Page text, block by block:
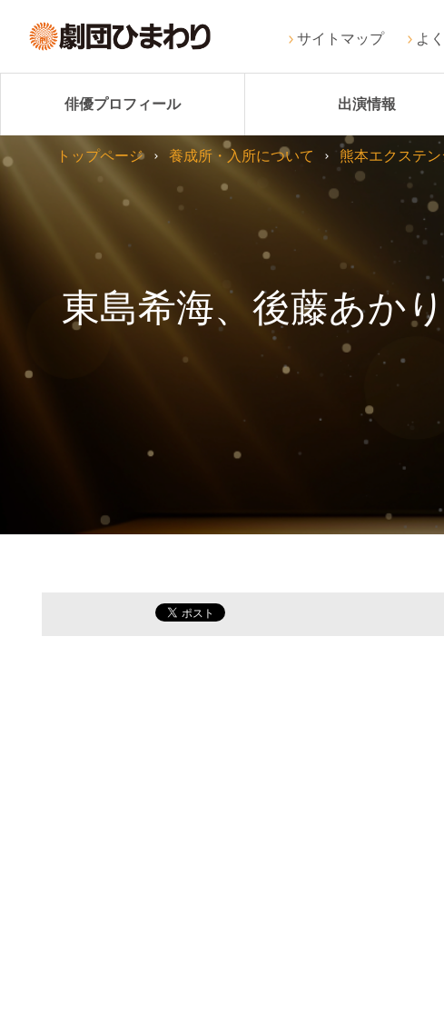
サイトマップ よ
俳優プロフィール 出演情報
東島希海、後藤あか
トップページ 養成所・入所について 熊本エクステ